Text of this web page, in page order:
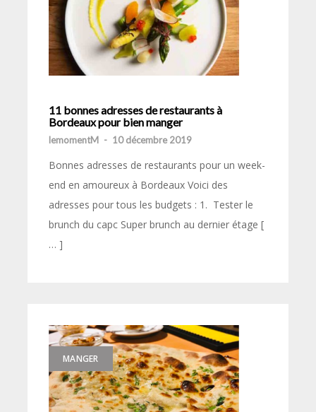
11 bonnes adresses de restaurants à
Bordeaux pour bien manger
lemomentM - 10 décembre 2019
Bonnes adresses de restaurants pour un week-
end en amoureux à Bordeaux Voici des
adresses pour tous les budgets : 1. Tester le
brunch du capc Super brunch au dernier étage [
… ]
MANGER